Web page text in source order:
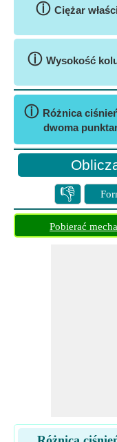
ⓘ Ciężar
ⓘ Wysokość
ⓘ Różnica
dwoma
👎
Pobierać